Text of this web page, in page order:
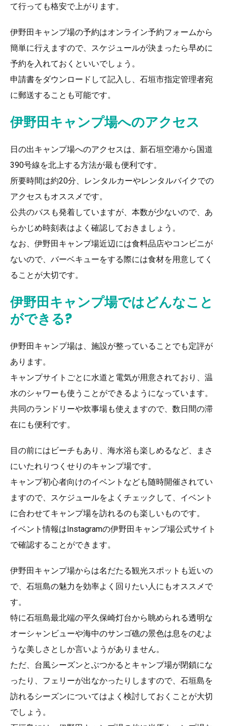
て行っても格安で上がります。
伊野田キャンプ場の予約はオンライン予約フォームから
簡単に行えますので、スケジュールが決まったら早めに
予約を入れておくといいでしょう。
申請書をダウンロードして記入し、石垣市指定管理者宛
に郵送することも可能です。
伊野田キャンプ場へのアクセス
日の出キャンプ場へのアクセスは、新石垣空港から国道
390号線を北上する方法が最も便利です。
所要時間は約20分、レンタルカーやレンタルバイクでの
アクセスもオススメです。
公共のバスも発着していますが、本数が少ないので、あ
らかじめ時刻表はよく確認しておきましょう。
なお、伊野田キャンプ場近辺には食料品店やコンビニが
ないので、バーベキューをする際には食材を用意してく
ることが大切です。
伊野田キャンプ場ではどんなこと
ができる?
伊野田キャンプ場は、施設が整っていることでも定評が
あります。
キャンプサイトごとに水道と電気が用意されており、温
水のシャワーも使うことができるようになっています。
共同のランドリーや炊事場も使えますので、数日間の滞
在にも便利です。
目の前にはビーチもあり、海水浴も楽しめるなど、まさ
にいたれりつくせりのキャンプ場です。
キャンプ初心者向けのイベントなども随時開催されてい
ますので、スケジュールをよくチェックして、イベント
に合わせてキャンプ場を訪れるのも楽しいものです。
イベント情報はInstagramの伊野田キャンプ場公式サイト
で確認することができます。
伊野田キャンプ場からは名だたる観光スポットも近いの
で、石垣島の魅力を効率よく回りたい人にもオススメで
す。
特に石垣島最北端の平久保崎灯台から眺められる透明な
オーシャンビューや海中のサンゴ礁の景色は息をのむよ
うな美しさとしか言いようがありません。
ただ、台風シーズンとぶつかるとキャンプ場が閉鎖にな
ったり、フェリーが出なかったりしますので、石垣島を
訪れるシーズンについてはよく検討しておくことが大切
でしょう。